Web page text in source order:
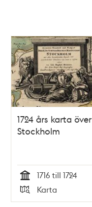
1724 års karta över
Stockholm
Tid
1716 till 1724
Typ
Karta